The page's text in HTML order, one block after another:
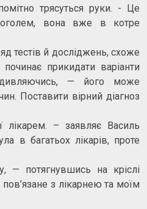
трясуться руки. - Це
вона вже в котре
тестів й досліджень, схоже
прикидати варіанти
— його може
Поставити вірний діагноз
– заявляє Василь
в багатьох лікарів, проте
потягнувшись на кріслі
з лікарнею та моїм